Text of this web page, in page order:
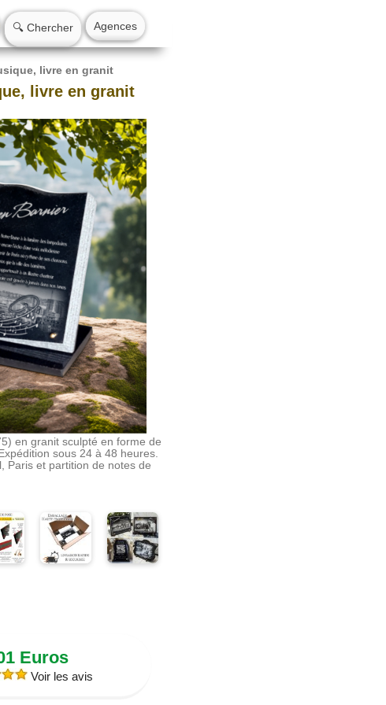
🔍 Chercher Agences
livre en granit
livre en granit
en granit sculpté en forme de
sous 24 à 48 heures.
Paris et partition de notes de
Euros
Voir les avis